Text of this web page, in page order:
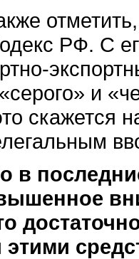
РФ. С
и
скажется
в
этими